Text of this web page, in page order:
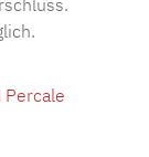
Percale